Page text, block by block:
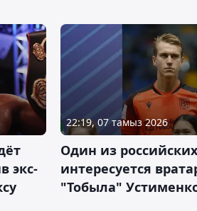
экс-
22:19, 07 тамыз 2026
Один из
интересуется
"Тобыла"